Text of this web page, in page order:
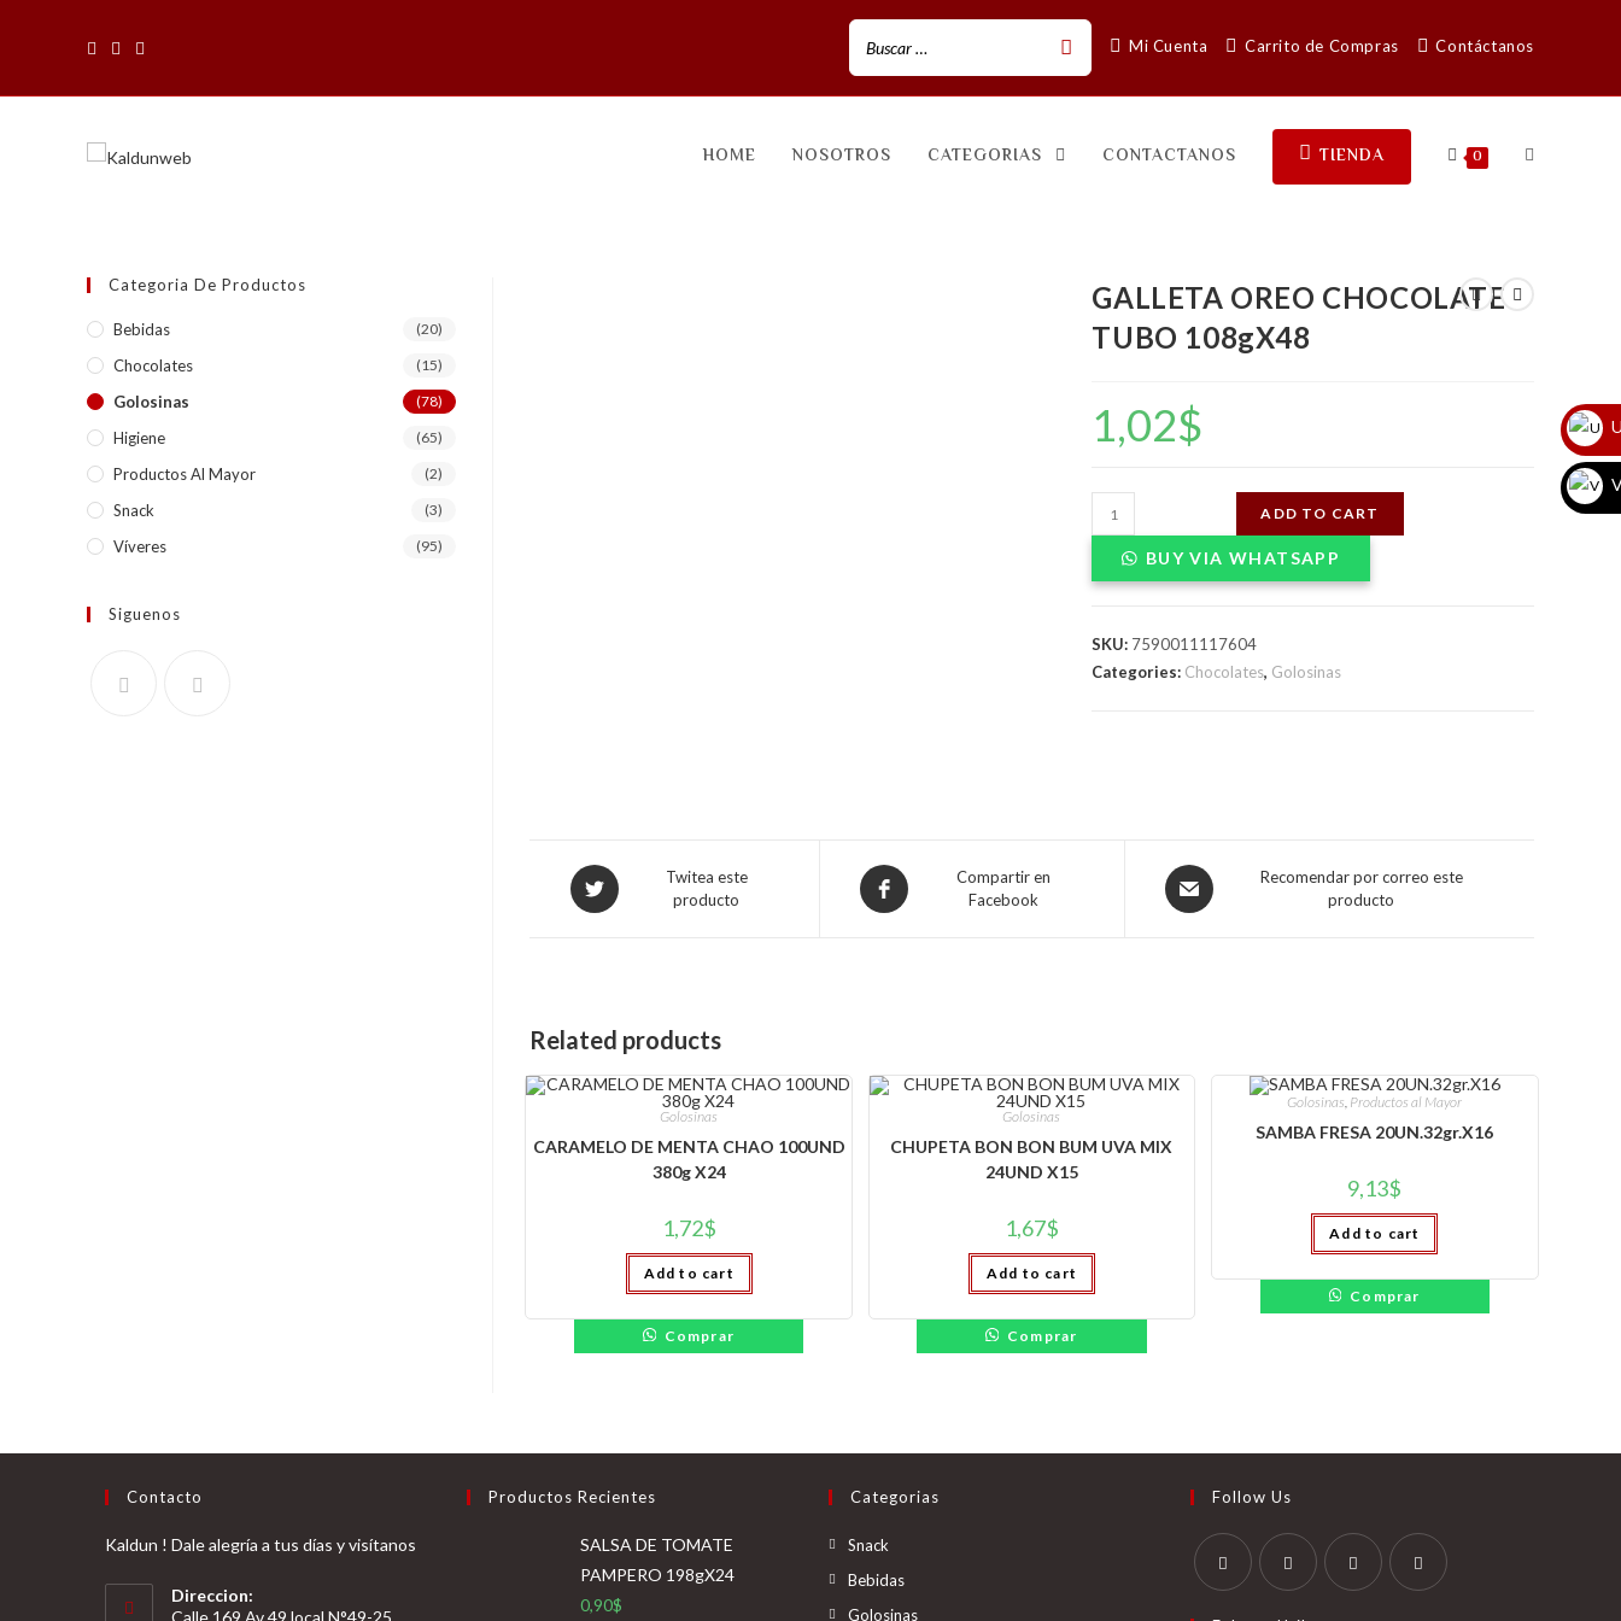
Mi Cuenta Carrito de Compras Contáctanos
HOME NOSOTROS CATEGORIAS CONTACTANOS TIENDA 0
GALLETA OREO CHOCOLATE
TUBO 108gX48
1,02$
GALLETA
OREO
CHOCOLATE
quantity
ADD TO CART
BUY VIA WHATSAPP
SKU: 7590011117604
Categories: Chocolates, Golosinas
Opens
in
Twitea este
producto
Opens
in
Compartir en
Facebook
Opens
in
Recomendar por correo este
producto
Related products
Golosinas
CARAMELO DE MENTA CHAO 100UND
380g X24
1,72$
Add to cart
Comprar
Golosinas
CHUPETA BON BON BUM UVA MIX
24UND X15
1,67$
Add to cart
Comprar
Golosinas, Productos al Mayor
SAMBA FRESA 20UN.32gr.X16
9,13$
Add to cart
Comprar
Categoria De Productos
Bebidas (20)
Chocolates (15)
Golosinas (78)
Higiene (65)
Productos Al Mayor (2)
Snack (3)
Víveres (95)
Siguenos
Contacto
Kaldun ! Dale alegría a tus días y visítanos
Direccion:
Calle 169 Av 49 local N°49-25
Productos Recientes
SALSA DE TOMATE
PAMPERO 198gX24
0,90$
Categorias
Snack
abre
BebidasSe
abre
GolosinasSe
Follow Us